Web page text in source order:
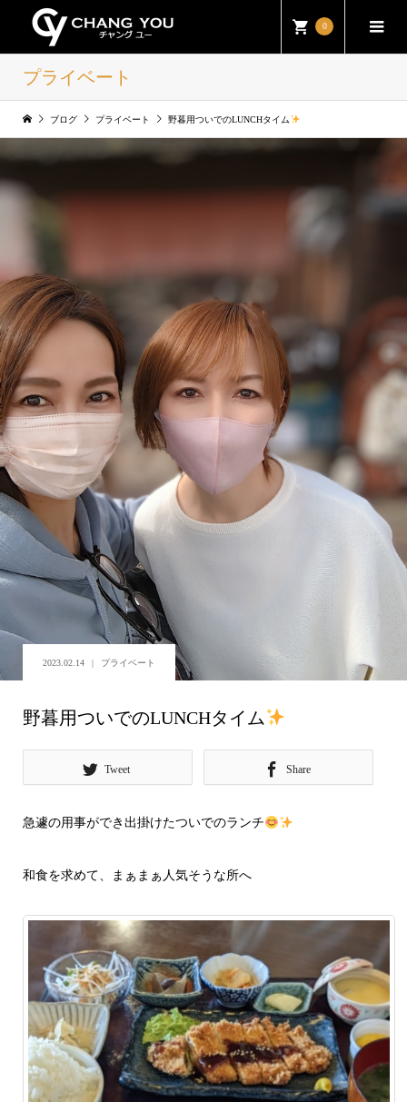
0
プライベート
ブログ プライベート 野暮用ついでのLUNCHタイム
2023.02.14 プライベート
野暮用ついでのLUNCHタイム
Tweet Share
急遽の用事ができ出掛けたついでのランチ
和食を求めて、まぁまぁ人気そうな所へ